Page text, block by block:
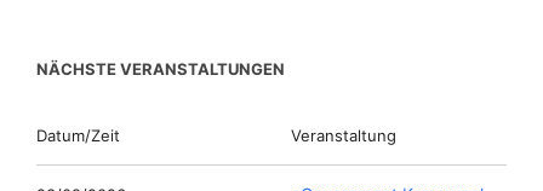
NÄCHSTE VERANSTALTUNGEN
Datum/Zeit Veranstaltung